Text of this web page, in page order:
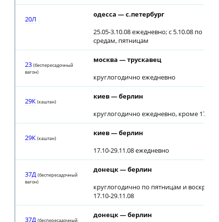
20Л
одесса — с.петербург
25.05-3.10.08 ежедневно; с 5.10.08 по
средам, пятницам
23 (беспересадочный
вагон)
москва — трускавец
круглогодично ежедневно
29К (каштан)
киев — берлин
круглогодично ежедневно, кроме 17.10-
29К (каштан)
киев — берлин
17.10-29.11.08 ежедневно
37Д (беспересадочный
вагон)
донецк — берлин
круглогодично по пятницам и
17.10-29.11.08
37Д (беспересадочный
донецк — берлин